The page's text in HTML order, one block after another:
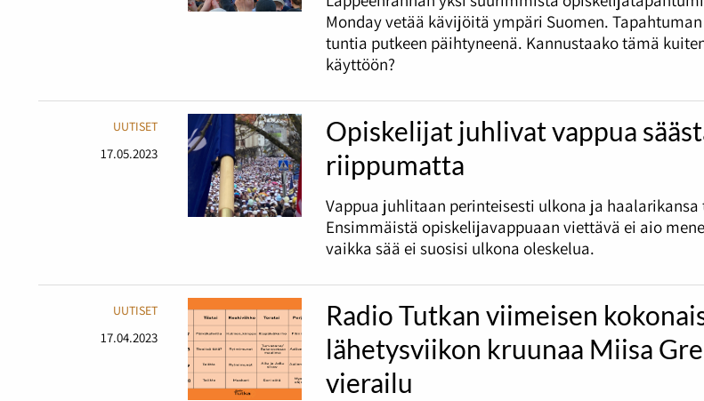
Monday vetää kävijöitä ympäri Suomen.
tuntia putkeen päihtyneenä. Kannustaako tämä
käyttöön?
UUTISET
17.05.2023
Opiskelijat juhlivat vappua
riippumatta
Vappua juhlitaan perinteisesti ulkona ja
Ensimmäistä opiskelijavappuaan viettävä ei aio
vaikka sää ei suosisi ulkona oleskelua.
UUTISET
17.04.2023
Radio Tutkan viimeisen
lähetysviikon kruunaa Miisa
vierailu